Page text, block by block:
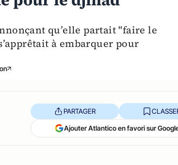
qu’elle partait "faire le
à embarquer pour
PARTAGER
Ajouter Atlantico en favori sur